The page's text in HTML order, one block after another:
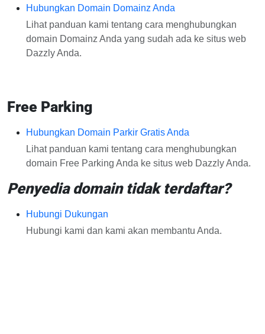
Hubungkan Domain Domainz Anda
Lihat panduan kami tentang cara menghubungkan
domain Domainz Anda yang sudah ada ke situs web
Dazzly Anda.
Free Parking
Hubungkan Domain Parkir Gratis Anda
Lihat panduan kami tentang cara menghubungkan
domain Free Parking Anda ke situs web Dazzly Anda.
Penyedia domain tidak terdaftar?
Hubungi Dukungan
Hubungi kami dan kami akan membantu Anda.